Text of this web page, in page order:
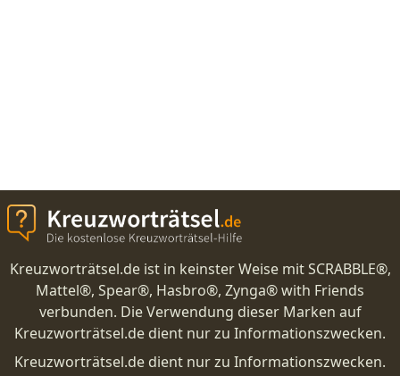
Kreuzworträtsel.de ist in keinster Weise mit SCRABBLE®,
Mattel®, Spear®, Hasbro®, Zynga® with Friends
verbunden. Die Verwendung dieser Marken auf
Kreuzworträtsel.de dient nur zu Informationszwecken.
Kreuzworträtsel.de dient nur zu Informationszwecken.